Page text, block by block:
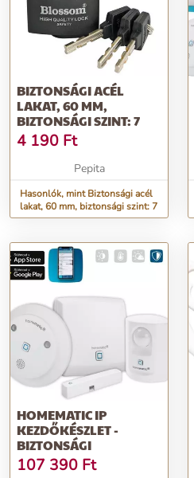
BIZTONSÁGI ACÉL
LAKAT, 60 MM,
BIZTONSÁGI SZINT: 7
4 190 Ft
Pepita
Hasonlók, mint Biztonsági acél
lakat, 60 mm, biztonsági szint: 7
HOMEMATIC IP
KEZDŐKÉSZLET -
BIZTONSÁGI
107 390 Ft